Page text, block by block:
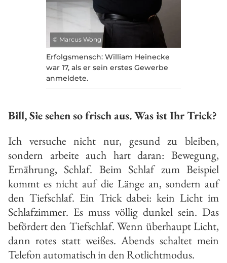
© Marcus Wong
Erfolgsmensch: William Heinecke
war 17, als er sein erstes Gewerbe
anmeldete.
Bill, Sie sehen so frisch aus. Was ist Ihr Trick?
Ich versuche nicht nur, gesund zu bleiben,
sondern arbeite auch hart daran: Bewegung,
Ernährung, Schlaf. Beim Schlaf zum Beispiel
kommt es nicht auf die Länge an, sondern auf
den Tiefschlaf. Ein Trick dabei: kein Licht im
Schlafzimmer. Es muss völlig dunkel sein. Das
befördert den Tiefschlaf. Wenn überhaupt Licht,
dann rotes statt weißes. Abends schaltet mein
Telefon automatisch in den Rotlichtmodus.